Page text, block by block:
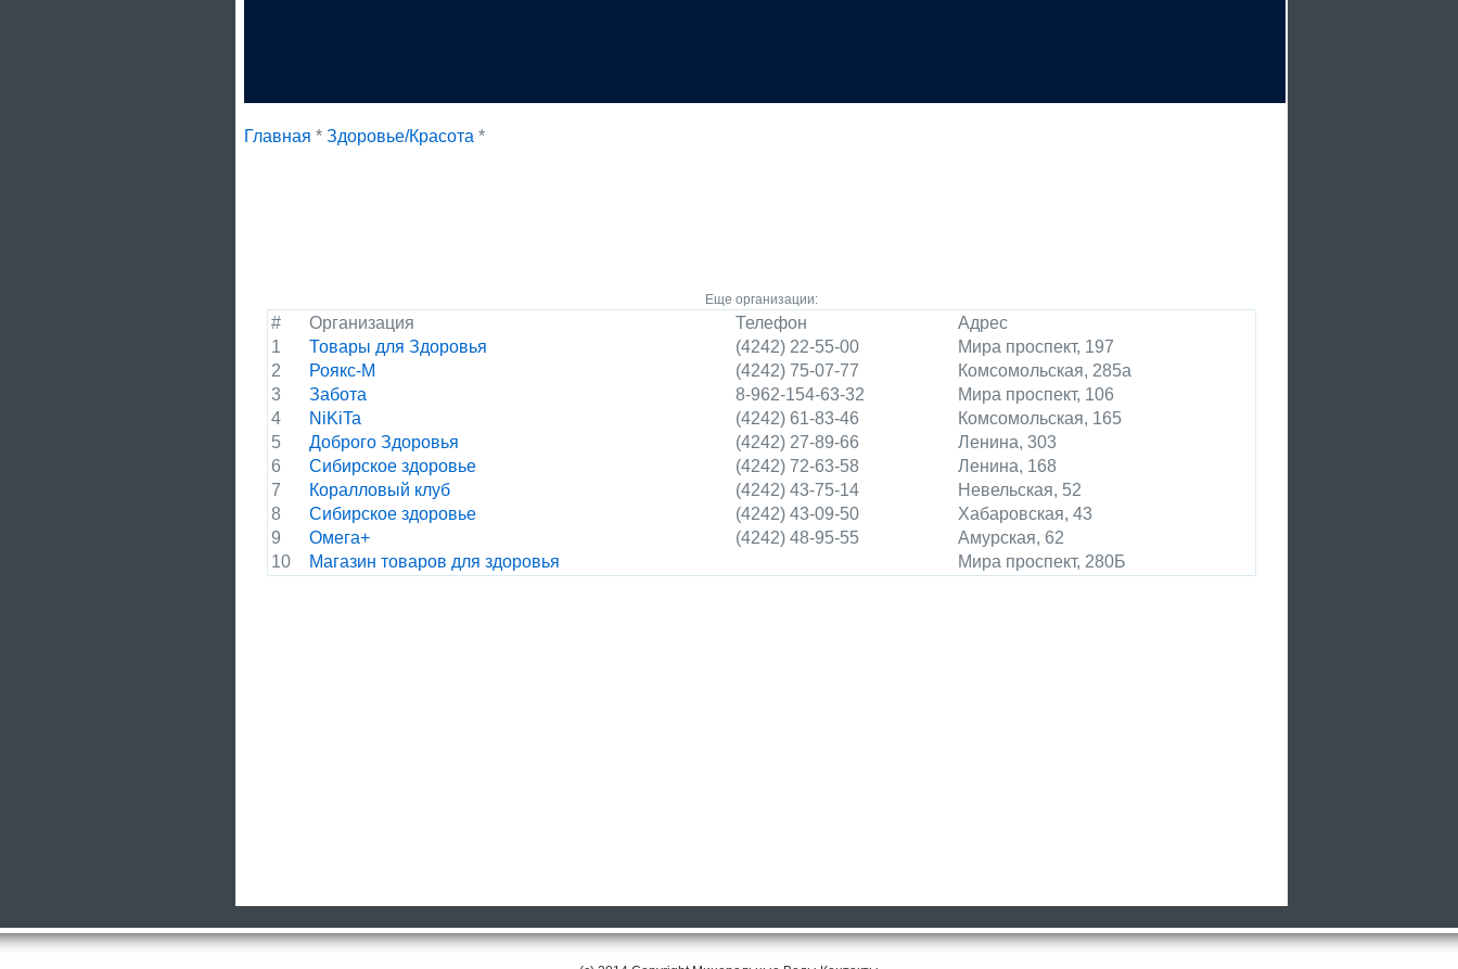
Главная * Здоровье/Красота *
Еще организации:
# Организация Телефон
Адрес
1
Товары для Здоровья (4242) 22-55-00
Мира проспект, 197
2
Роякс-М (4242) 75-07-77
Комсомольская, 285а
3
Забота 8-962-154-63-32
Мира проспект, 106
4
NiKiTa (4242) 61-83-46
Комсомольская, 165
5
Доброго Здоровья (4242) 27-89-66
Ленина, 303
6
Сибирское здоровье (4242) 72-63-58
Ленина, 168
7
Коралловый клуб (4242) 43-75-14
Невельская, 52
8
Сибирское здоровье (4242) 43-09-50
Хабаровская, 43
9
Омега+ (4242) 48-95-55
Амурская, 62
10
Магазин товаров для здоровья Мира проспект, 280Б